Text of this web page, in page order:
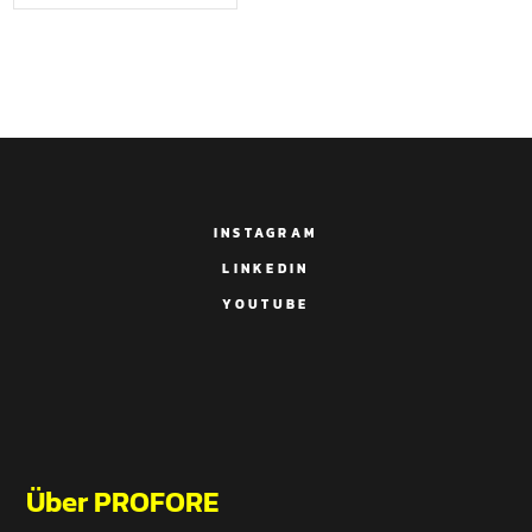
INSTAGRAM
LINKEDIN
YOUTUBE
Über PROFORE